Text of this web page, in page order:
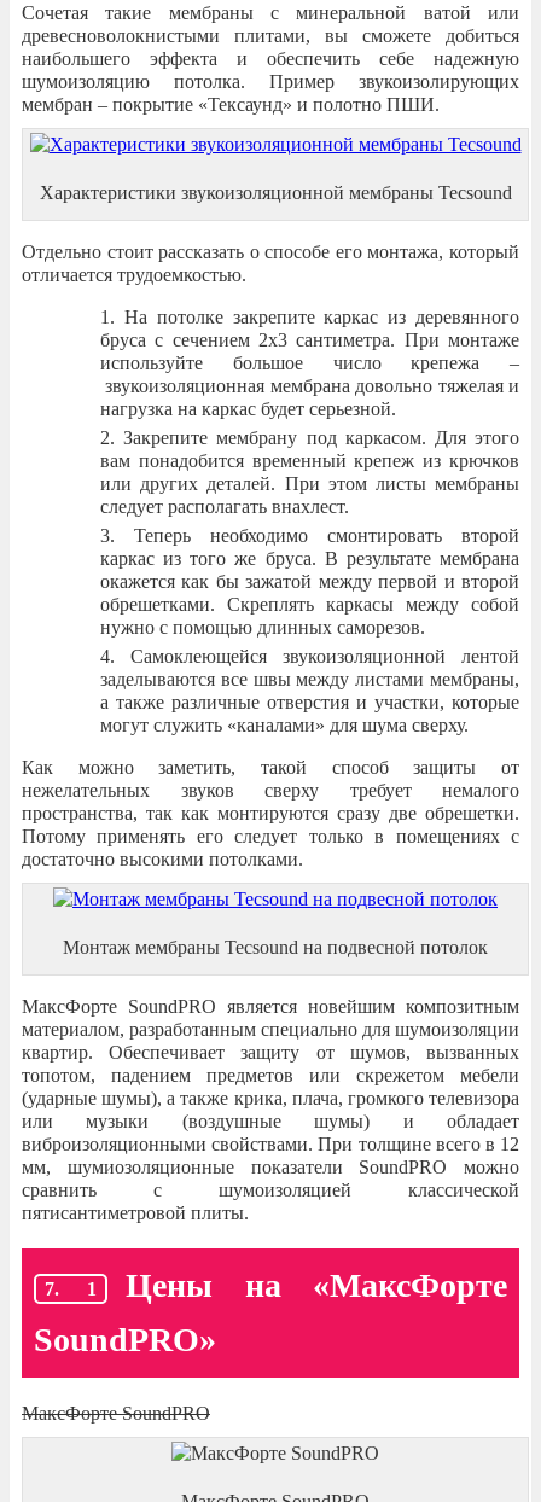
Сочетая такие мембраны с минеральной ватой или
древесноволокнистыми плитами, вы сможете добиться
наибольшего эффекта и обеспечить себе надежную
шумоизоляцию потолка. Пример звукоизолирующих
мембран – покрытие «Тексаунд» и полотно ПШИ.
Характеристики звукоизоляционной мембраны Tecsound
Отдельно стоит рассказать о способе его монтажа, который
отличается трудоемкостью.
На потолке закрепите каркас из деревянного
бруса с сечением 2х3 сантиметра. При монтаже
используйте большое число крепежа –
звукоизоляционная мембрана довольно тяжелая и
нагрузка на каркас будет серьезной.
Закрепите мембрану под каркасом. Для этого
вам понадобится временный крепеж из крючков
или других деталей. При этом листы мембраны
следует располагать внахлест.
Теперь необходимо смонтировать второй
каркас из того же бруса. В результате мембрана
окажется как бы зажатой между первой и второй
обрешетками. Скреплять каркасы между собой
нужно с помощью длинных саморезов.
Самоклеющейся звукоизоляционной лентой
заделываются все швы между листами мембраны,
а также различные отверстия и участки, которые
могут служить «каналами» для шума сверху.
Как можно заметить, такой способ защиты от
нежелательных звуков сверху требует немалого
пространства, так как монтируются сразу две обрешетки.
Потому применять его следует только в помещениях с
достаточно высокими потолками.
Монтаж мембраны Tecsound на подвесной потолок
МаксФорте SoundPRO является новейшим композитным
материалом, разработанным специально для шумоизоляции
квартир. Обеспечивает защиту от шумов, вызванных
топотом, падением предметов или скрежетом мебели
(ударные шумы), а также крика, плача, громкого телевизора
или музыки (воздушные шумы) и обладает
виброизоляционными свойствами. При толщине всего в 12
мм, шумиозоляционные показатели SoundPRO можно
сравнить с шумоизоляцией классической
пятисантиметровой плиты.
Цены на «МаксФорте
SoundPRO»
МаксФорте SoundPRO